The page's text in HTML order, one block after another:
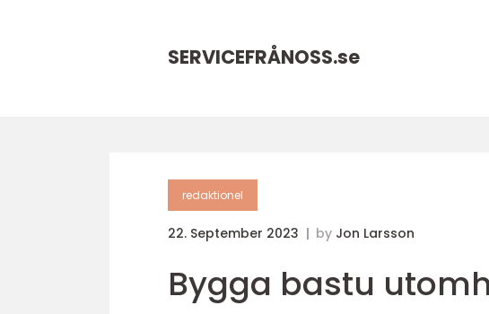
SERVICEFRÅNOSS.se
redaktionel
22. September 2023 by Jon Larsson
Bygga bastu